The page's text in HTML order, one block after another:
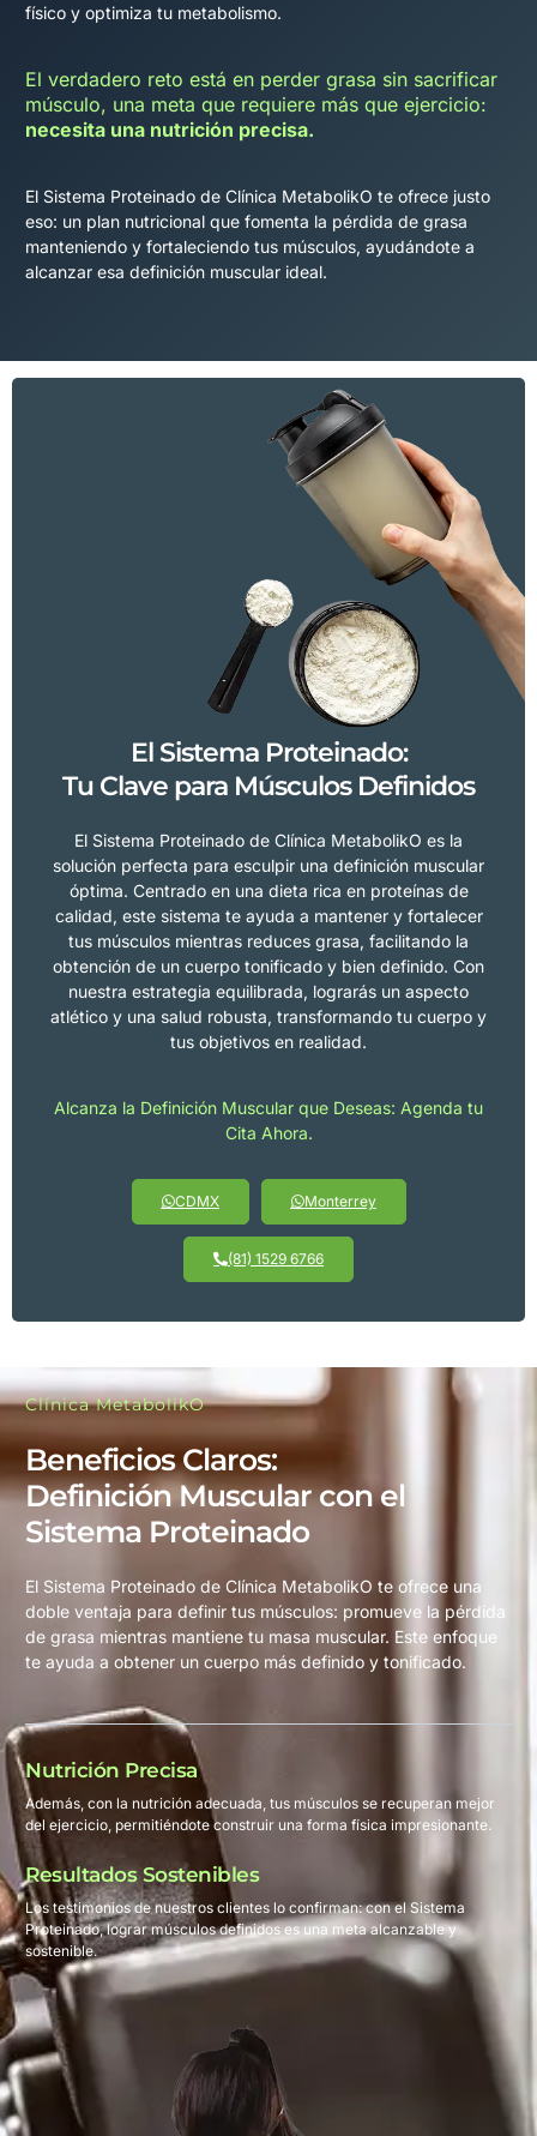
físico y optimiza tu metabolismo.
El verdadero reto está en perder grasa sin sacrificar
músculo, una meta que requiere más que ejercicio:
necesita una nutrición precisa.
El Sistema Proteinado de Clínica MetabolikO te ofrece justo
eso: un plan nutricional que fomenta la pérdida de grasa
manteniendo y fortaleciendo tus músculos, ayudándote a
alcanzar esa definición muscular ideal.
El Sistema Proteinado:
Tu Clave para Músculos Definidos
El Sistema Proteinado de Clínica MetabolikO es la
solución perfecta para esculpir una definición muscular
óptima. Centrado en una dieta rica en proteínas de
calidad, este sistema te ayuda a mantener y fortalecer
tus músculos mientras reduces grasa, facilitando la
obtención de un cuerpo tonificado y bien definido. Con
nuestra estrategia equilibrada, lograrás un aspecto
atlético y una salud robusta, transformando tu cuerpo y
tus objetivos en realidad.
Alcanza la Definición Muscular que Deseas: Agenda tu
Cita Ahora.
CDMX Monterrey
(81) 1529 6766
Clínica MetabolikO
Beneficios Claros:
Definición Muscular con el
Sistema Proteinado
El Sistema Proteinado de Clínica MetabolikO te ofrece una
doble ventaja para definir tus músculos: promueve la pérdida
de grasa mientras mantiene tu masa muscular. Este enfoque
te ayuda a obtener un cuerpo más definido y tonificado.
Nutrición Precisa
Además, con la nutrición adecuada, tus músculos se recuperan mejor
del ejercicio, permitiéndote construir una forma física impresionante.
Resultados Sostenibles
Los testimonios de nuestros clientes lo confirman: con el Sistema
Proteinado, lograr músculos definidos es una meta alcanzable y
sostenible.